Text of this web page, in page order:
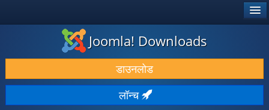
डाउनलोड करें और बढ़ाएं
खोजें और जानें
सामुदायिक समर्थन
Joomla! Downloads
डाउनलोड
लॉन्च